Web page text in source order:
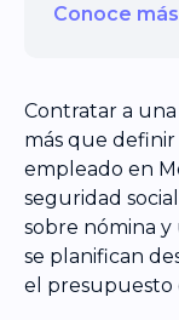
Conoce más
Contratar a
más que
empleado en
seguridad
sobre nómina y
se planifican
el presupuesto